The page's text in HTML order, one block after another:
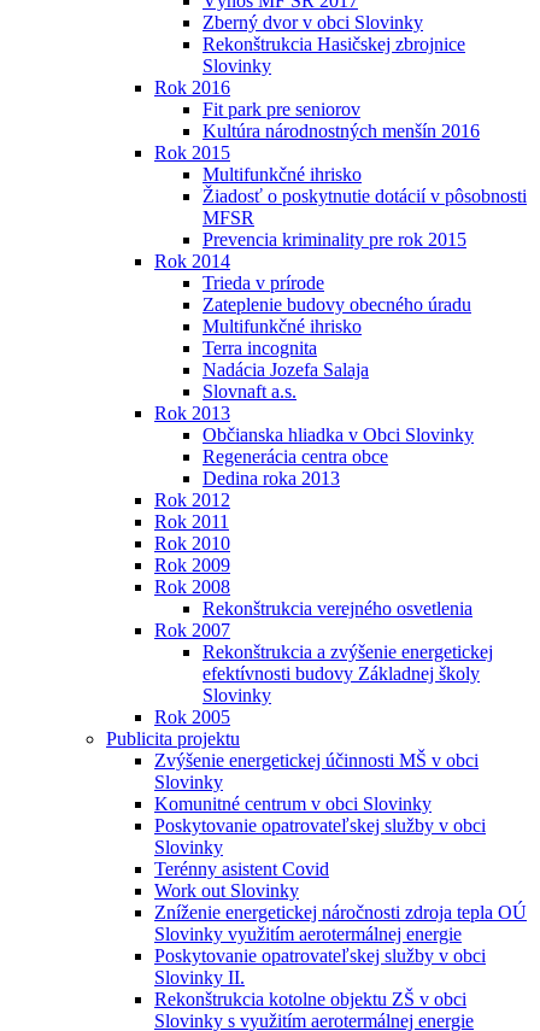
Zberný dvor v obci Slovinky
Rekonštrukcia Hasičskej zbrojnice
Slovinky
Rok 2016
Fit park pre seniorov
Kultúra národnostných menšín 2016
Rok 2015
Multifunkčné ihrisko
Žiadosť o poskytnutie dotácií v pôsobnosti
MFSR
Prevencia kriminality pre rok 2015
Rok 2014
Trieda v prírode
Zateplenie budovy obecného úradu
Multifunkčné ihrisko
Terra incognita
Nadácia Jozefa Salaja
Slovnaft a.s.
Rok 2013
Občianska hliadka v Obci Slovinky
Regenerácia centra obce
Dedina roka 2013
Rok 2012
Rok 2011
Rok 2010
Rok 2009
Rok 2008
Rekonštrukcia verejného osvetlenia
Rok 2007
Rekonštrukcia a zvýšenie energetickej
efektívnosti budovy Základnej školy
Slovinky
Rok 2005
Publicita projektu
Zvýšenie energetickej účinnosti MŠ v obci
Slovinky
Komunitné centrum v obci Slovinky
Poskytovanie opatrovateľskej služby v obci
Slovinky
Terénny asistent Covid
Work out Slovinky
Zníženie energetickej náročnosti zdroja tepla OÚ
Slovinky využitím aerotermálnej energie
Poskytovanie opatrovateľskej služby v obci
Slovinky II.
Rekonštrukcia kotolne objektu ZŠ v obci
Slovinky s využitím aerotermálnej energie